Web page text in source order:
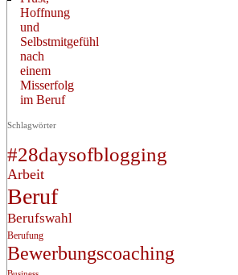
Hoffnung
und
Selbstmitgefühl
nach
einem
Misserfolg
im Beruf
Schlagwörter
#28daysofblogging
Arbeit
Beruf
Berufswahl
Berufung
Bewerbungscoaching